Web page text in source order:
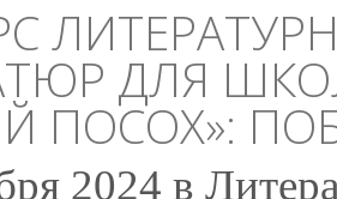
ДЛЯ
ПОСОХ»:
2024 в